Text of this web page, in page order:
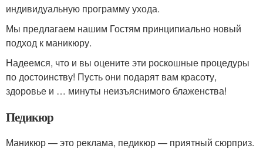
индивидуальную программу ухода.
Мы предлагаем нашим Гостям принципиально новый
подход к маникюру.
Надеемся, что и вы оцените эти роскошные процедуры
по достоинству! Пусть они подарят вам красоту,
здоровье и … минуты неизъяснимого блаженства!
Педикюр
Маникюр — это реклама, педикюр — приятный сюрприз.